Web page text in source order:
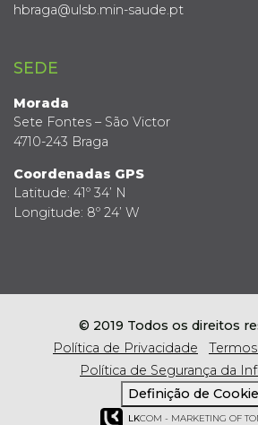
hbraga@ulsb.min-saude.pt
SEDE
Morada
Sete Fontes – São Victor
4710-243 Braga
Coordenadas GPS
Latitude: 41º 34’ N
Longitude: 8º 24’ W
© 2019 Todos os direitos
Política de Privacidade
Política de Segurança da
Definição de
LKCOM - MARKETING OF